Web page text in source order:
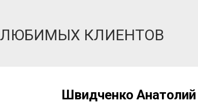
КЛИЕНТОВ
Швидченко Анатолий